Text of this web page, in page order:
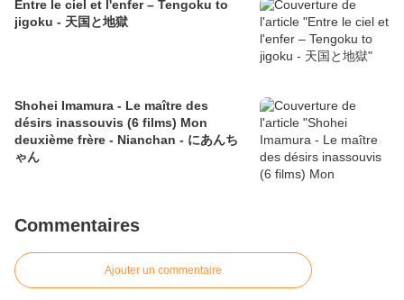
Entre le ciel et l'enfer – Tengoku to
jigoku - 天国と地獄
Shohei Imamura - Le maître des
désirs inassouvis (6 films) Mon
deuxième frère - Nianchan - にあんち
ゃん
Commentaires
Ajouter un commentaire